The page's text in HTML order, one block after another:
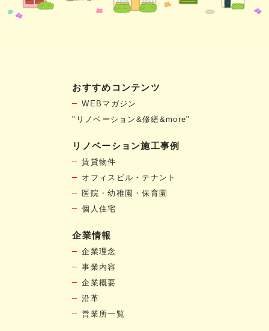
おすすめコンテンツ
WEBマガジン
"リノベーション&修繕&more"
リノベーション施工事例
賃貸物件
オフィスビル・テナント
医院・幼稚園・保育園
個人住宅
企業情報
企業理念
事業内容
企業概要
沿革
営業所一覧